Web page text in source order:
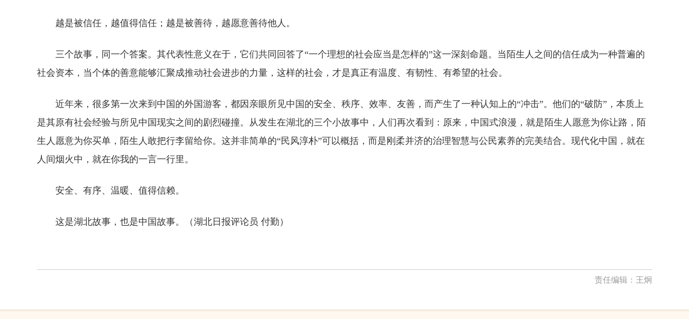
越是被信任，越值得信任；越是被善待，越愿意善待他人。
三个故事，同一个答案。其代表性意义在于，它们共同回答了“一个理想的社会应当是怎样的”这一深刻命题。当陌生人之间的信任成为一种普遍的
社会资本，当个体的善意能够汇聚成推动社会进步的力量，这样的社会，才是真正有温度、有韧性、有希望的社会。
近年来，很多第一次来到中国的外国游客，都因亲眼所见中国的安全、秩序、效率、友善，而产生了一种认知上的“冲击”。他们的“破防”，本质上
是其原有社会经验与所见中国现实之间的剧烈碰撞。从发生在湖北的三个小故事中，人们再次看到：原来，中国式浪漫，就是陌生人愿意为你让路，陌
生人愿意为你买单，陌生人敢把行李留给你。这并非简单的“民风淳朴”可以概括，而是刚柔并济的治理智慧与公民素养的完美结合。现代化中国，就在
人间烟火中，就在你我的一言一行里。
安全、有序、温暖、值得信赖。
这是湖北故事，也是中国故事。（湖北日报评论员 付勤）
责任编辑： 王炯